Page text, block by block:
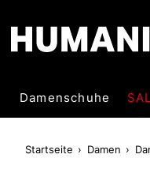
Damenschuhe
Startseite Damen